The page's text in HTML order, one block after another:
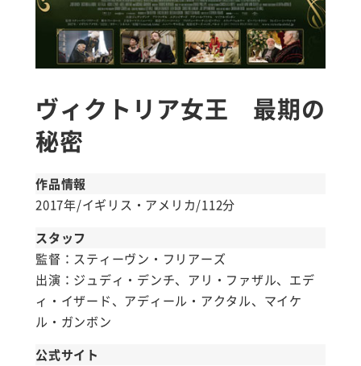
ヴィクトリア女王 最期の
秘密
作品情報
2017年/イギリス・アメリカ/112分
スタッフ
監督：スティーヴン・フリアーズ
出演：ジュディ・デンチ、アリ・ファザル、エデ
ィ・イザード、アディール・アクタル、マイケ
ル・ガンボン
公式サイト